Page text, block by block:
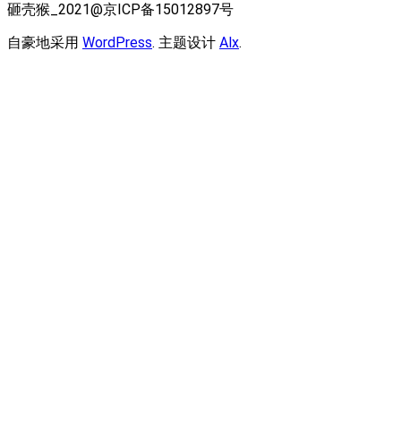
砸壳猴_2021@京ICP备15012897号
自豪地采用 WordPress. 主题设计 Alx.